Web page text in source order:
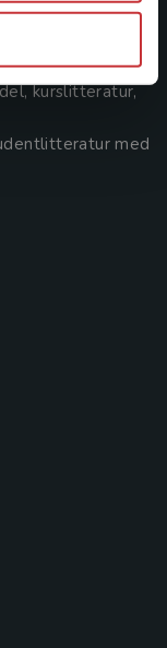
idag Sveriges
kurslitteratur,
med